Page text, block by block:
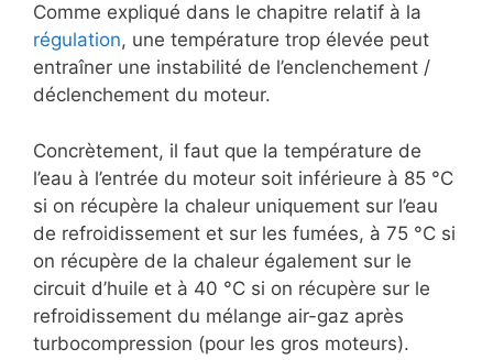
Comme expliqué dans le chapitre relatif à la
régulation, une température trop élevée peut
entraîner une instabilité de l’enclenchement /
déclenchement du moteur.
Concrètement, il faut que la température de
l’eau à l’entrée du moteur soit inférieure à 85 °C
si on récupère la chaleur uniquement sur l’eau
de refroidissement et sur les fumées, à 75 °C si
on récupère de la chaleur également sur le
circuit d’huile et à 40 °C si on récupère sur le
refroidissement du mélange air-gaz après
turbocompression (pour les gros moteurs).